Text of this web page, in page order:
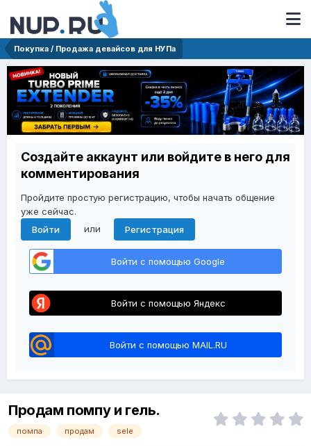
Покупка / Продажа девайсов для НУПа
Создайте аккаунт или войдите в него для
комментирования
Пройдите простую регистрацию, чтобы начать общение
уже сейчас.
Войти
или Регистрация
Войти с помощью Google
Войти с помощью Яндекс
Войти с помощью MAIL.RU
Продам помпу и гель.
помпа продам sele